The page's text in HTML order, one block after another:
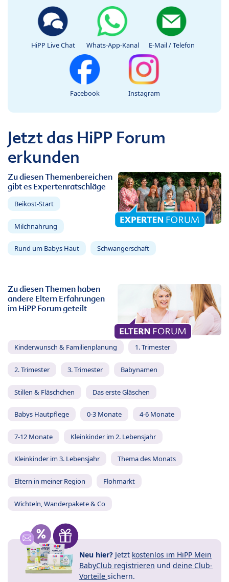
HiPP Live Chat Whats-App-Kanal E-Mail / Telefon
Facebook Instagram
Jetzt das HiPP Forum
erkunden
Zu diesen Themenbereichen
gibt es Expertenratschläge
Beikost-Start
Milchnahrung
Rund um Babys Haut Schwangerschaft
Zu diesen Themen haben
andere Eltern Erfahrungen
im HiPP Forum geteilt
Kinderwunsch & Familienplanung 1. Trimester
2. Trimester 3. Trimester Babynamen
Stillen & Fläschchen Das erste Gläschen
Babys Hautpflege 0-3 Monate 4-6 Monate
7-12 Monate Kleinkinder im 2. Lebensjahr
Kleinkinder im 3. Lebensjahr Thema des Monats
Eltern in meiner Region Flohmarkt
Wichteln, Wanderpakete & Co
Neu hier? Jetzt kostenlos im HiPP Mein
BabyClub registrieren und deine Club-
Vorteile sichern.